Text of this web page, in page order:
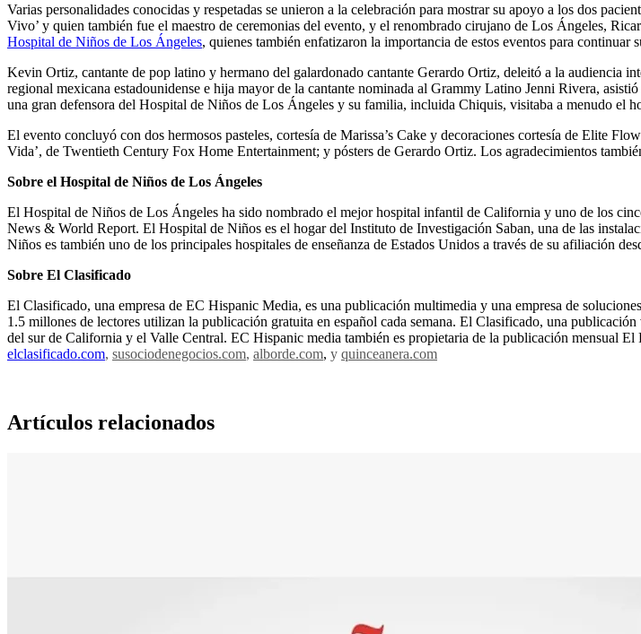
Varias personalidades conocidas y respetadas se unieron a la celebración para mostrar su apoyo a los dos
Vivo’ y quien también fue el maestro de ceremonias del evento, y el renombrado cirujano de Los Ángeles,
Hospital de Niños de Los Ángeles, quienes también enfatizaron la importancia de estos eventos para continuar
Kevin Ortiz, cantante de pop latino y hermano del galardonado cantante Gerardo Ortiz, deleitó a la audiencia
regional mexicana estadounidense e hija mayor de la cantante nominada al Grammy Latino Jenni Rivera,
una gran defensora del Hospital de Niños de Los Ángeles y su familia, incluida Chiquis, visitaba a menudo el
El evento concluyó con dos hermosos pasteles, cortesía de Marissa’s Cake y decoraciones cortesía de Elite
Vida’, de Twentieth Century Fox Home Entertainment; y pósters de Gerardo Ortiz. Los agradecimientos
Sobre el Hospital de Niños de Los Ángeles
El Hospital de Niños de Los Ángeles ha sido nombrado el mejor hospital infantil de California y uno de los
News & World Report. El Hospital de Niños es el hogar del Instituto de Investigación Saban, una de las
Niños es también uno de los principales hospitales de enseñanza de Estados Unidos a través de su afiliación
Sobre El Clasificado
El Clasificado, una empresa de EC Hispanic Media, es una publicación multimedia y una empresa de
1.5 millones de lectores utilizan la publicación gratuita en español cada semana. El Clasificado, una
del sur de California y el Valle Central. EC Hispanic media también es propietaria de la publicación mensual
elclasificado.com, susociodenegocios.com, alborde.com, y quinceanera.com
Artículos relacionados